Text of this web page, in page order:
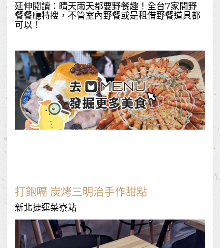
延伸閱讀： 晴天雨天都要野餐趣！全台7家間野
餐餐廳特搜，不管室內野餐或是租借野餐道具都
可以！
打飽嗝 炭烤三明治手作甜點
新北捷運菜寮站